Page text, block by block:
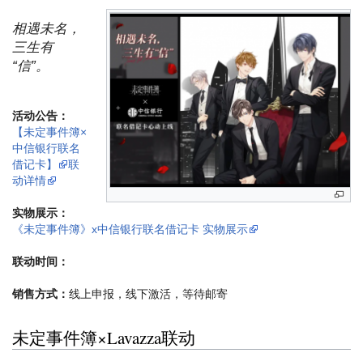
相遇未名，
三生有
“信”。
活动公告：
【未定事件簿×
中信银行联名
借记卡】
联
动详情
实物展示：
《未定事件簿》x中信银行联名借记卡 实物展示
联动时间：
销售方式： 线上申报，线下激活，等待邮寄
未定事件簿×Lavazza联动